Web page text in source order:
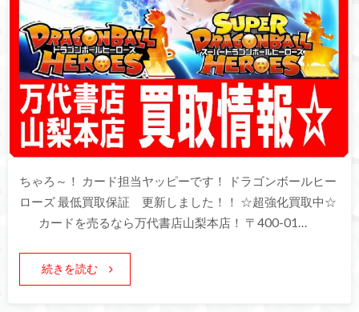
ちゃろ～！ カード担当ヤッピーです！ ドラゴンボールヒー
ローズ 最低買取保証 更新しました！！ ☆超強化買取中☆
カードを売るなら万代書店山梨本店！ 〒400-01…
続きを読む